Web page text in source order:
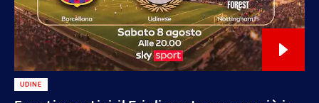
UDINE